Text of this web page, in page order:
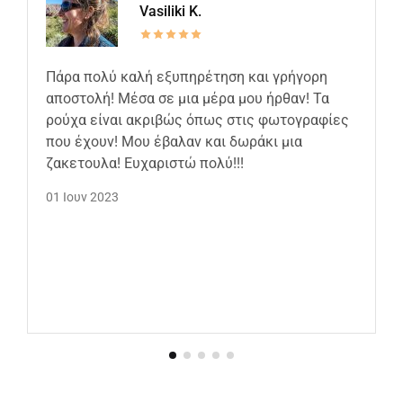
Vasiliki K.
Πάρα πολύ καλή εξυπηρέτηση και γρήγορη
αποστολή! Μέσα σε μια μέρα μου ήρθαν! Τα
ρούχα είναι ακριβώς όπως στις φωτογραφίες
που έχουν! Μου έβαλαν και δωράκι μια
ζακετουλα! Ευχαριστώ πολύ!!!
01 Ιουν 2023